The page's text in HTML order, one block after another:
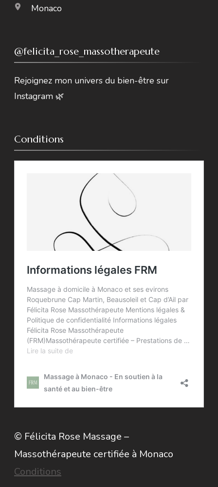
Monaco
@felicita_rose_massotherapeute
Rejoignez mon univers du bien-être sur
Instagram 🌿
Conditions
© Félicita Rose Massage –
Massothérapeute certifiée à Monaco
Conditions